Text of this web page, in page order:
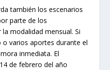
también los escenarios
parte de los
modalidad mensual. Si
varios aportes durante el
inmediata. El
de febrero del año